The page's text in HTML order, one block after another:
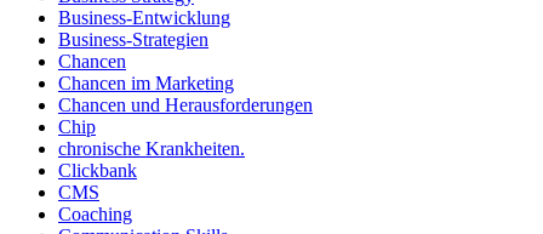
Business-Entwicklung
Business-Strategien
Chancen
Chancen im Marketing
Chancen und Herausforderungen
Chip
chronische Krankheiten.
Clickbank
CMS
Coaching